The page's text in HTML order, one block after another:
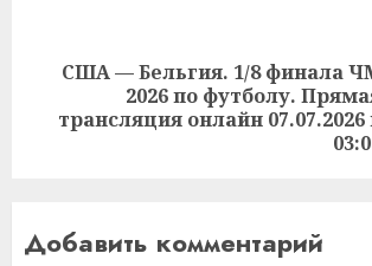
Следующая
запись:
США — Бельгия. 1/8 финала
2026 по футболу.
трансляция онлайн 07.07.2026
Добавить комментарий